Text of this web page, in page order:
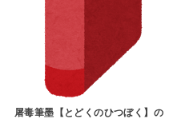
屠毒筆墨【とどくのひつぼく】の